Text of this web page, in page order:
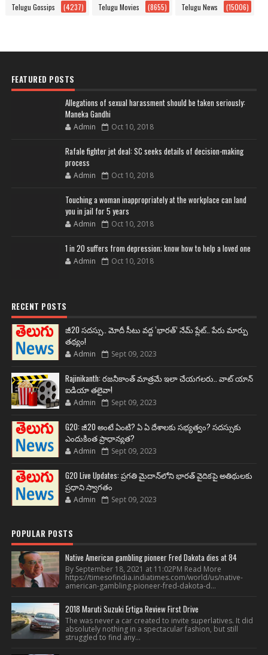
Telugu Gossips (4237) Telugu Movies (8655) Telugu News (15006)
FEATURED POSTS
Allegations of sexual harassment should be taken seriously:
Maneka Gandhi
Admin Oct 10, 2018
Rafale fighter jet deal: SC seeks details of decision-making
process
Admin Oct 10, 2018
Touching a woman inappropriately at the workplace can land
you in jail for 5 years
Admin Oct 10, 2018
1 in 20 suffers from depression; know how to help a loved one
Admin Oct 10, 2018
RECENT POSTS
జీ20 సదస్సు.. మోదీ సీటు వద్ద ‘భారత్’ నేమ్ ప్లేట్‌.. పేరు మార్పు
తథ్యం!
Admin Sept 09, 2023
Rajinikanth: రజనీకాంత్ మాత్రమే ఇలా చేయగలరు.. వాట్ యాన్
ఐడియా తలైవా!
Admin Sept 09, 2023
G20: జీ20 అంటే ఏంటి? ఏ ఏ దేశాలకు సభ్యత్వం? సదస్సుకు
ఎందుకింత ప్రాధాన్యత?
Admin Sept 09, 2023
G20 Live Updates: ప్రగతి మైదాన్‌లోని భారత్ వైదికపై అతిథులకు
ప్రధాని స్వాగతం
Admin Sept 09, 2023
POPULAR POSTS
Native American gambling pioneer Fred Dakota dies at 84
By September 18, 2021 at 11:02PM Read More
https://timesofindia.indiatimes.com/world/us/native-
american-gambling-pioneer-fred-dakota-d...
2018 Maruti Suzuki Ertiga Review First Drive
The was never a car created to invite superlatives. It did
absolutely nothing in a spectacular fashion, but still
struggled to find any...